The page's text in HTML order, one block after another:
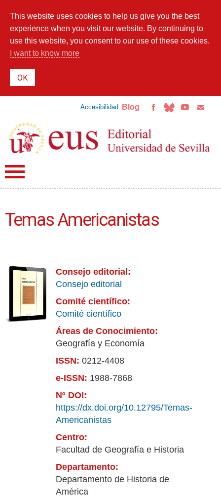
main
content
This website uses cookies to help us give you the best
experience when you visit our website. By continuing to
use this website, you consent to our use of these cookies.
I want to know more
Accesibilidad Blog
Temas Americanistas
Consejo editorial:
Consejo editorial
Comité científico:
Comité científico
Áreas de Conocimiento:
Geografía y Economía
ISSN: 0212-4408
e-ISSN: 1988-7868
Nº DOI:
https://dx.doi.org/10.12795/Temas-
Americanistas
Centro:
Facultad de Geografía e Historia
Departamento:
Departamento de Historia de
América